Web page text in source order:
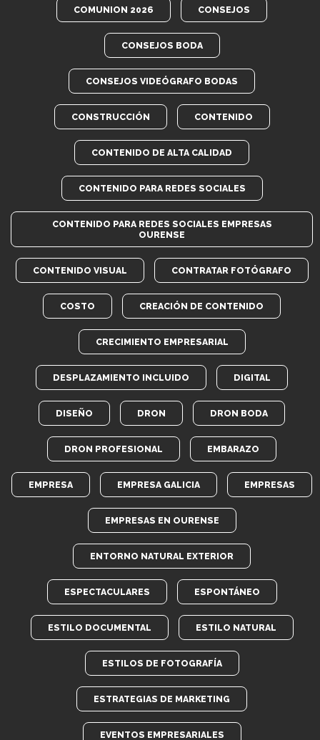
COMUNION 2026 CONSEJOS
CONSEJOS BODA
CONSEJOS VIDEÓGRAFO BODAS
CONSTRUCCIÓN CONTENIDO
CONTENIDO DE ALTA CALIDAD
CONTENIDO PARA REDES SOCIALES
CONTENIDO PARA REDES SOCIALES EMPRESAS
OURENSE
CONTENIDO VISUAL CONTRATAR FOTÓGRAFO
COSTO CREACIÓN DE CONTENIDO
CRECIMIENTO EMPRESARIAL
DESPLAZAMIENTO INCLUIDO DIGITAL
DISEÑO DRON DRON BODA
DRON PROFESIONAL EMBARAZO
EMPRESA EMPRESA GALICIA EMPRESAS
EMPRESAS EN OURENSE
ENTORNO NATURAL EXTERIOR
ESPECTACULARES ESPONTÁNEO
ESTILO DOCUMENTAL ESTILO NATURAL
ESTILOS DE FOTOGRAFÍA
ESTRATEGIAS DE MARKETING
EVENTOS EMPRESARIALES